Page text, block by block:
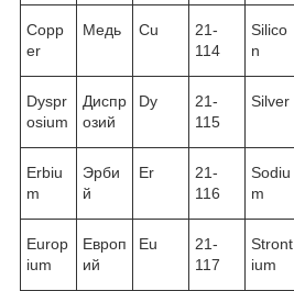
Copp
er
Медь Cu
21-
114
Silico
n
Dyspr
osium
Диспр
озий
Dy
21-
115
Silver
Erbiu
m
Эрби
й
Er
21-
116
Sodiu
m
Europ
ium
Европ
ий
Eu
21-
117
Stront
ium